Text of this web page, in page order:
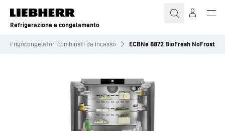
Refrigerazione e congelamento
Frigo­congelatori combinati da incasso ECBNe 8872 BioFresh NoFrost